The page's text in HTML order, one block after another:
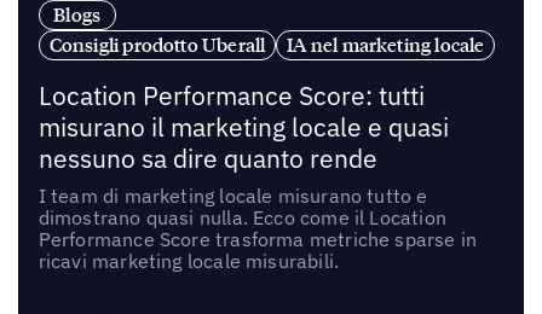
Blogs
Consigli prodotto Uberall
IA nel marketing locale
Location Performance Score: tutti
misurano il marketing locale e quasi
nessuno sa dire quanto rende
I team di marketing locale misurano tutto e
dimostrano quasi nulla. Ecco come il Location
Performance Score trasforma metriche sparse in
ricavi marketing locale misurabili.